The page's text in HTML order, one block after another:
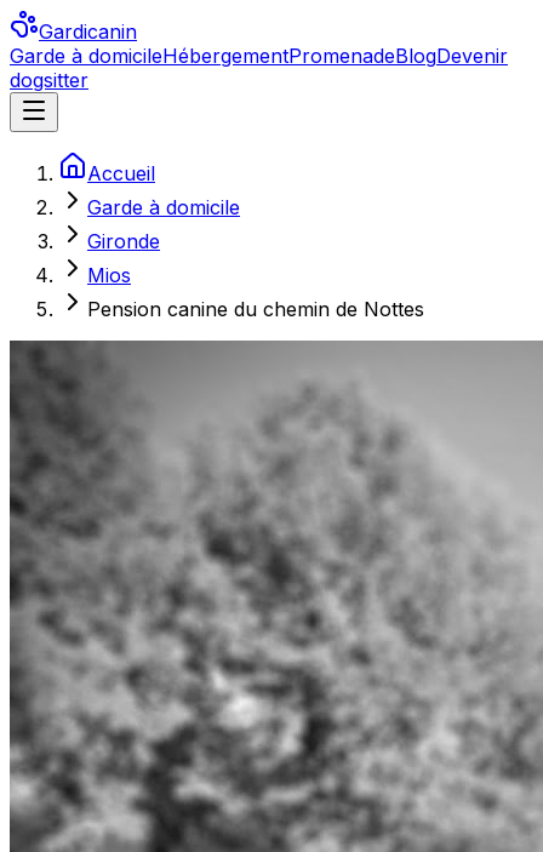
Gardicanin
Garde à domicileHébergementPromenadeBlogDevenir
dogsitter
Accueil
Garde à domicile
Gironde
Mios
Pension canine du chemin de Nottes